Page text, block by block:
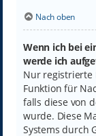
Nach oben
Wenn ich bei
werde ich
Nur registrierte
Funktion für
falls diese von
wurde. Diese
Systems durch